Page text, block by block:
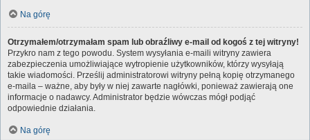
Na górę
Otrzymałem/otrzymałam spam lub obraźliwy e-mail od kogoś z tej witryny!
Przykro nam z tego powodu. System wysyłania e-maili witryny zawiera
zabezpieczenia umożliwiające wytropienie użytkowników, którzy wysyłają
takie wiadomości. Prześlij administratorowi witryny pełną kopię otrzymanego
e-maila – ważne, aby były w niej zawarte nagłówki, ponieważ zawierają one
informacje o nadawcy. Administrator będzie wówczas mógł podjąć
odpowiednie działania.
Na górę